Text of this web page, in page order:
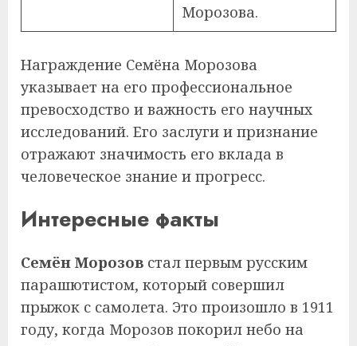
Морозова.
Награждение Семёна Морозова
указывает на его профессиональное
превосходство и важность его научных
исследований. Его заслуги и признание
отражают значимость его вклада в
человеческое знание и прогресс.
Интересные факты
Семён Морозов стал первым русским
парашютистом, который совершил
прыжок с самолета. Это произошло в 1911
году, когда Морозов покорил небо на